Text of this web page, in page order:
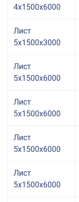
4x1500x6000
Лист
5x1500x3000
Лист
5x1500x6000
Лист
5x1500x6000
Лист
5x1500x6000
Лист
5x1500x6000